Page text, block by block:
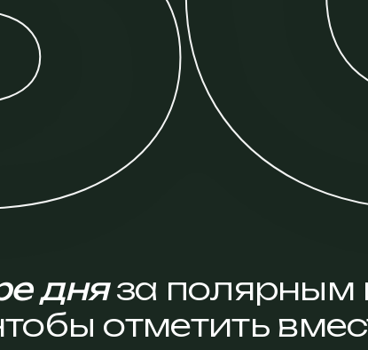
дняза полярным
отметить